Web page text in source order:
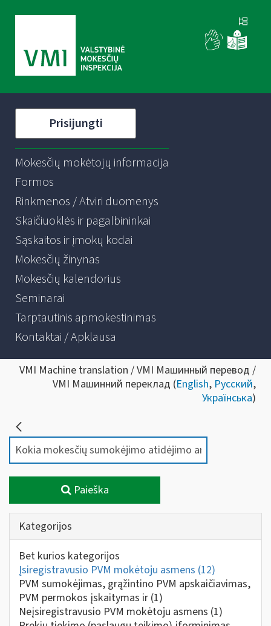
Prisijungti
Mokesčių mokėtojų informacija
Formos
Rinkmenos / Atviri duomenys
Skaičiuoklės ir pagalbininkai
Sąskaitos ir įmokų kodai
Mokesčių žinynas
Mokesčių kalendorius
Seminarai
Tarptautinis apmokestinimas
Kontaktai / Apklausa
VMI Machine translation / VMI Машинный перевод /
VMI Машинний переклад (English, Русский,
Українська)
Paieška
Kategorijos
Bet kurios kategorijos
Įsiregistravusio PVM mokėtoju asmens (12)
PVM sumokėjimas, grąžintino PVM apskaičiavimas,
PVM permokos įskaitymas ir (1)
Neįsiregistravusio PVM mokėtoju asmens (1)